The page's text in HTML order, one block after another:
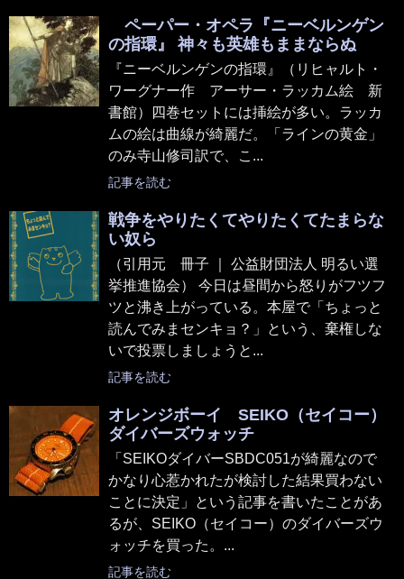
ペーパー・オペラ『ニーベルンゲン
の指環』 神々も英雄もままならぬ
『ニーベルンゲンの指環』（リヒャルト・
ワーグナー作 アーサー・ラッカム絵 新
書館）四巻セットには挿絵が多い。ラッカ
ムの絵は曲線が綺麗だ。「ラインの黄金」
のみ寺山修司訳で、こ...
記事を読む
戦争をやりたくてやりたくてたまらな
い奴ら
（引用元 冊子 ｜ 公益財団法人 明るい選
挙推進協会） 今日は昼間から怒りがフツフ
ツと沸き上がっている。本屋で「ちょっと
読んでみまセンキョ？」という、棄権しな
いで投票しましょうと...
記事を読む
オレンジボーイ SEIKO（セイコー）
ダイバーズウォッチ
「SEIKOダイバーSBDC051が綺麗なので
かなり心惹かれたが検討した結果買わない
ことに決定」という記事を書いたことがあ
るが、SEIKO（セイコー）のダイバーズウ
ォッチを買った。...
記事を読む